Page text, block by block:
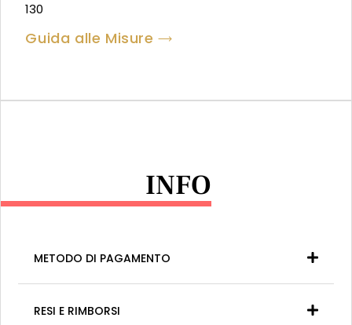
130
Guida alle Misure
INFO
METODO DI PAGAMENTO
RESI E RIMBORSI